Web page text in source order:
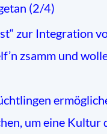
(2/4)
zur Integration
zsamm und
um eine Kultur